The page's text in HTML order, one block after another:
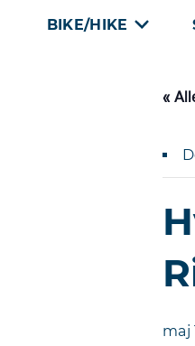
BIKE/HIKE
«
maj